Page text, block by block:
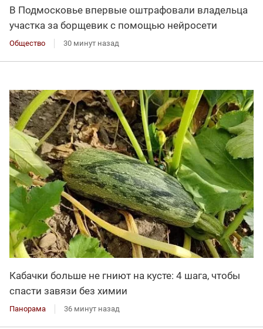
В Подмосковье впервые оштрафовали владельца
участка за борщевик с помощью нейросети
Общество 30 минут назад
Кабачки больше не гниют на кусте: 4 шага, чтобы
спасти завязи без химии
Панорама 36 минут назад